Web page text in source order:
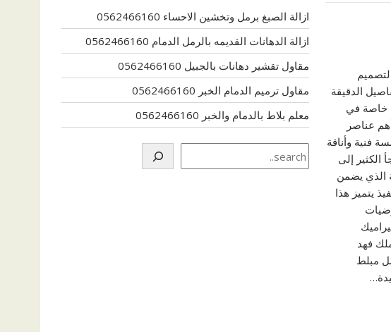
الدقيقة
خاصة في
عناصر
فنية وأناقة
الكثير إلى
الذي يضمن
يتميز هذا
فهد
مبلط
ازالة الصبغ برمل وتخشين الاحساء 0562466160
ازالة الدهانات القديمه بالرمل الدمام 0562466160
مقاول تقشير دهانات بالجبيل 0562466160
مقاول ترميم الدمام الخبر 0562466160
معلم بلاط بالدمام والخبر 0562466160
Search